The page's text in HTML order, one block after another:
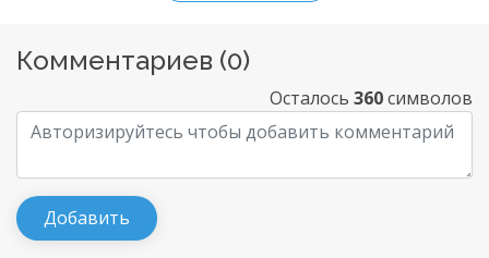
Комментариев (0)
Осталось 360символов